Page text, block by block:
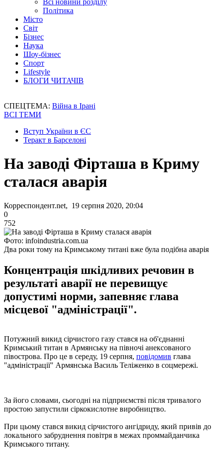
Всі новини розділу
Політика
Місто
Світ
Бізнес
Наука
Шоу-бізнес
Спорт
Lifestyle
БЛОГИ ЧИТАЧІВ
СПЕЦТЕМА: Війна в Ірані
ВСІ ТЕМИ
Вступ України в ЄС
Теракт в Барселоні
На заводі Фірташа в Криму
сталася аварія
Корреспондент.net, 19 серпня 2020, 20:04
0
752
Фото: infoindustria.com.ua
Два роки тому на Кримському титані вже була подібна аварія
Концентрація шкідливих речовин в
результаті аварії не перевищує
допустимі норми, запевняє глава
місцевої "адміністрації".
Потужний викид сірчистого газу стався на об'єднанні
Кримський титан в Армянську на півночі анексованого
півострова. Про це в середу, 19 серпня, повідомив глава
"адміністрації" Армянська Василь Теліженко в соцмережі.
За його словами, сьогодні на підприємстві після тривалого
простою запустили сіркокислотне виробництво.
При цьому стався викид сірчистого ангідриду, який привів до
локального забруднення повітря в межах проммайданчика
Кримського титану.